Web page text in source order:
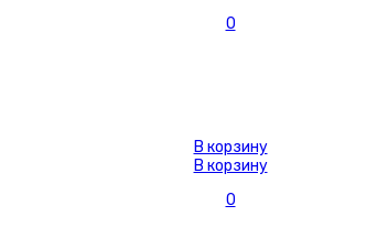
0
В корзину
В корзину
0